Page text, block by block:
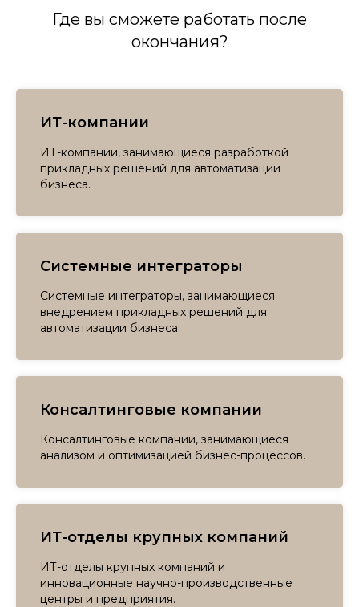
Где вы сможете работать после
окончания?
ИТ-компании
ИТ-компании, занимающиеся разработкой
прикладных решений для автоматизации
бизнеса.
Системные интеграторы
Системные интеграторы, занимающиеся
внедрением прикладных решений для
автоматизации бизнеса.
Консалтинговые компании
Консалтинговые компании, занимающиеся
анализом и оптимизацией бизнес-процессов.
ИТ-отделы крупных компаний
ИТ-отделы крупных компаний и
инновационные научно-производственные
центры и предприятия.